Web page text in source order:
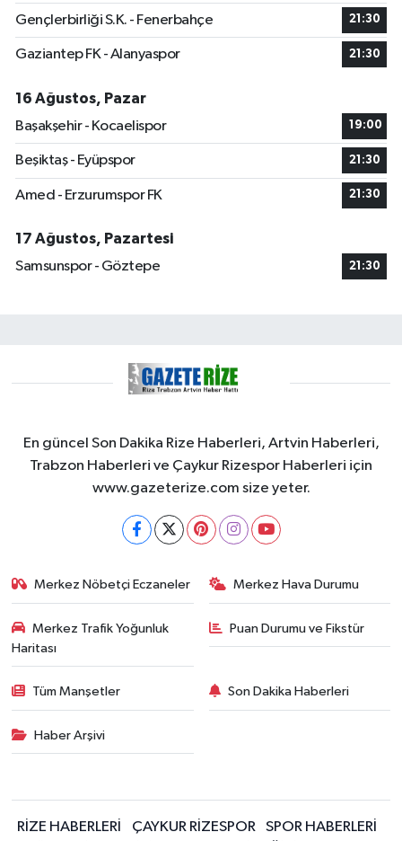
Gençlerbirliği S.K. - Fenerbahçe 21:30
Gaziantep FK - Alanyaspor 21:30
16 Ağustos, Pazar
Başakşehir - Kocaelispor
19:00
Beşiktaş - Eyüpspor 21:30
Amed - Erzurumspor FK 21:30
17 Ağustos, Pazartesi
Samsunspor - Göztepe
21:30
En güncel Son Dakika Rize Haberleri, Artvin Haberleri,
Trabzon Haberleri ve Çaykur Rizespor Haberleri için
www.gazeterize.com size yeter.
Merkez Nöbetçi Eczaneler Merkez Hava Durumu
Merkez Trafik Yoğunluk
Haritası
Puan Durumu ve Fikstür
Tüm Manşetler Son Dakika Haberleri
Haber Arşivi
RİZE HABERLERİ ÇAYKUR RİZESPOR SPOR HABERLERİ